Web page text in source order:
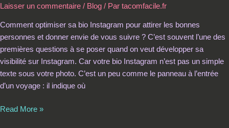
Laisser un commentaire / Blog / Par tacomfacile.fr
Comment optimiser sa bio Instagram pour attirer les bonnes
personnes et donner envie de vous suivre ? C’est souvent l’une des
premières questions à se poser quand on veut développer sa
visibilité sur Instagram. Car votre bio Instagram n’est pas un simple
texte sous votre photo. C’est un peu comme le panneau à l’entrée
d’un voyage : il indique où
Read More »